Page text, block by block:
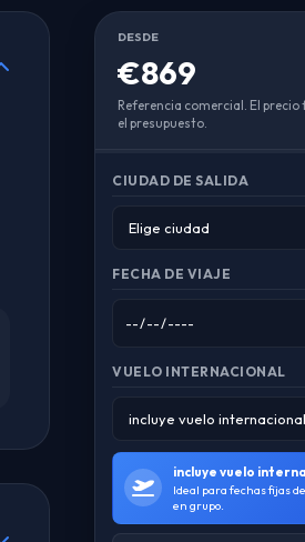
DESDE
€869
Referencia comercial. El
el presupuesto.
CIUDAD DE SALIDA
FECHA DE VIAJE
VUELO INTERNACIONAL
incluye vuelo
Ideal para fechas fijas
en grupo.